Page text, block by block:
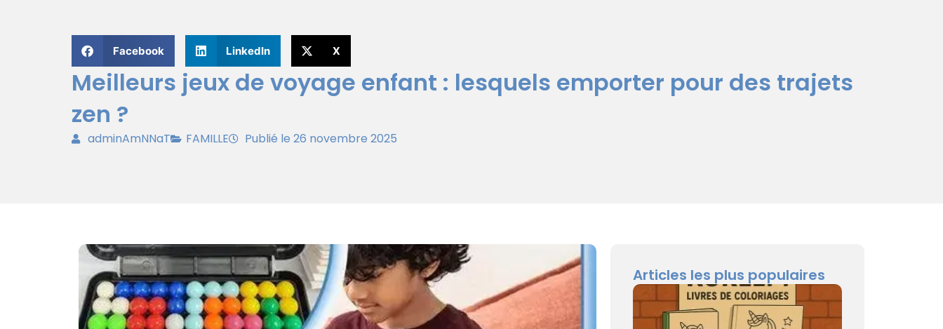
Facebook LinkedIn X
Meilleurs jeux de voyage enfant : lesquels emporter pour des trajets
zen ?
adminAmNNaT FAMILLE Publié le 26 novembre 2025
Articles les plus populaires